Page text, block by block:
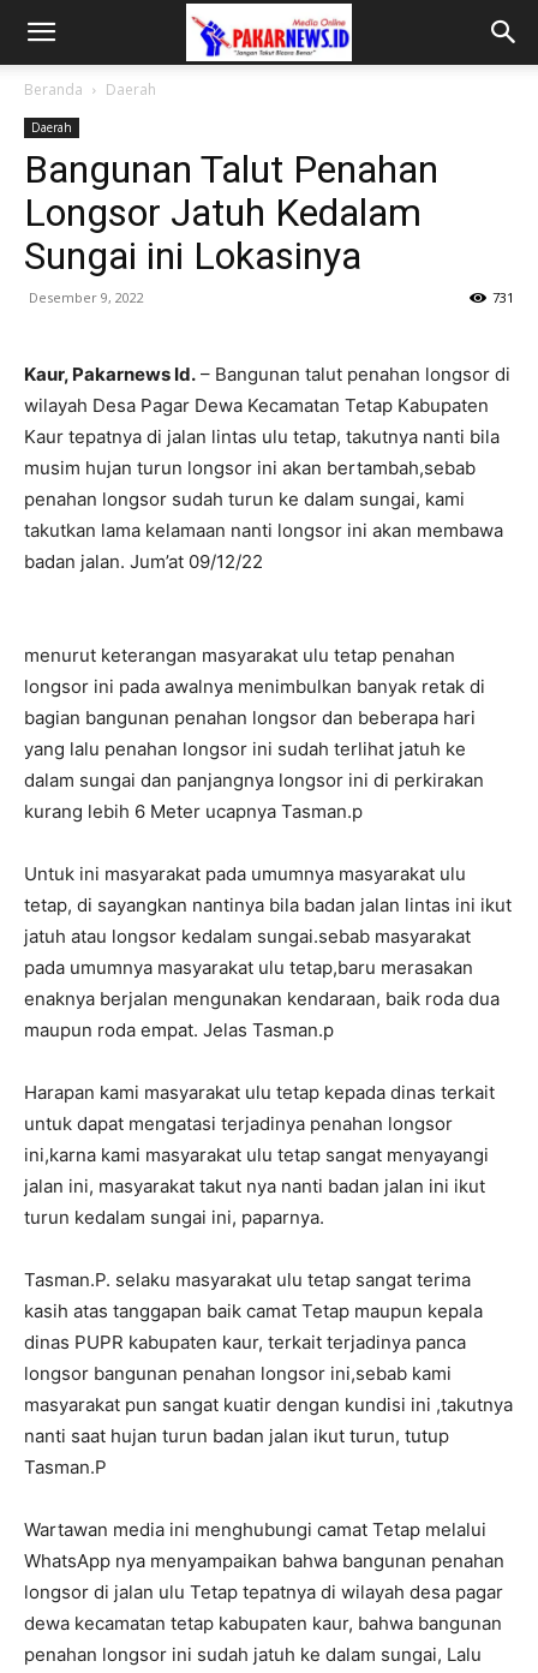
Beranda Daerah
Daerah
Bangunan Talut Penahan
Longsor Jatuh Kedalam
Sungai ini Lokasinya
Desember 9, 2022 731
Kaur, Pakarnews Id. – Bangunan talut penahan longsor di
wilayah Desa Pagar Dewa Kecamatan Tetap Kabupaten
Kaur tepatnya di jalan lintas ulu tetap, takutnya nanti bila
musim hujan turun longsor ini akan bertambah,sebab
penahan longsor sudah turun ke dalam sungai, kami
takutkan lama kelamaan nanti longsor ini akan membawa
badan jalan. Jum’at 09/12/22
menurut keterangan masyarakat ulu tetap penahan
longsor ini pada awalnya menimbulkan banyak retak di
bagian bangunan penahan longsor dan beberapa hari
yang lalu penahan longsor ini sudah terlihat jatuh ke
dalam sungai dan panjangnya longsor ini di perkirakan
kurang lebih 6 Meter ucapnya Tasman.p
Untuk ini masyarakat pada umumnya masyarakat ulu
tetap, di sayangkan nantinya bila badan jalan lintas ini ikut
jatuh atau longsor kedalam sungai.sebab masyarakat
pada umumnya masyarakat ulu tetap,baru merasakan
enaknya berjalan mengunakan kendaraan, baik roda dua
maupun roda empat. Jelas Tasman.p
Harapan kami masyarakat ulu tetap kepada dinas terkait
untuk dapat mengatasi terjadinya penahan longsor
ini,karna kami masyarakat ulu tetap sangat menyayangi
jalan ini, masyarakat takut nya nanti badan jalan ini ikut
turun kedalam sungai ini, paparnya.
Tasman.P. selaku masyarakat ulu tetap sangat terima
kasih atas tanggapan baik camat Tetap maupun kepala
dinas PUPR kabupaten kaur, terkait terjadinya panca
longsor bangunan penahan longsor ini,sebab kami
masyarakat pun sangat kuatir dengan kundisi ini ,takutnya
nanti saat hujan turun badan jalan ikut turun, tutup
Tasman.P
Wartawan media ini menghubungi camat Tetap melalui
WhatsApp nya menyampaikan bahwa bangunan penahan
longsor di jalan ulu Tetap tepatnya di wilayah desa pagar
dewa kecamatan tetap kabupaten kaur, bahwa bangunan
penahan longsor ini sudah jatuh ke dalam sungai, Lalu